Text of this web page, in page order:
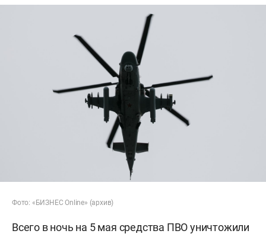
Фото: «БИЗНЕС Online» (архив)
Всего в ночь на 5 мая средства ПВО уничтожили